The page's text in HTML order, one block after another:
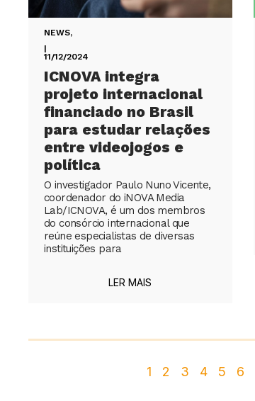
NEWS,
|
11/12/2024
ICNOVA integra
projeto internacional
financiado no Brasil
para estudar relações
entre videojogos e
política
O investigador Paulo Nuno Vicente,
coordenador do iNOVA Media
Lab/ICNOVA, é um dos membros
do consórcio internacional que
reúne especialistas de diversas
instituições para
LER MAIS
1 2 3 4 5 6